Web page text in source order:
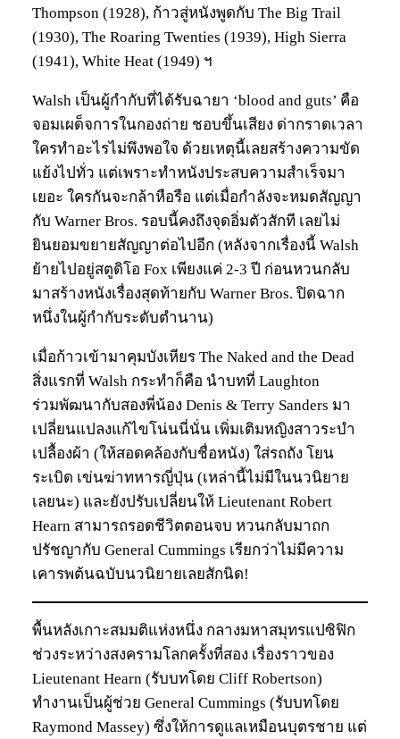
Thompson (1928), ก้าวสู่หนังพูดกับ The Big Trail
(1930), The Roaring Twenties (1939), High Sierra
(1941), White Heat (1949) ฯ
Walsh เป็นผู้กำกับที่ได้รับฉายา ‘blood and guts’ คือ
จอมเผด็จการในกองถ่าย ชอบขึ้นเสียง ด่ากราดเวลา
ใครทำอะไรไม่พึงพอใจ ด้วยเหตุนี้เลยสร้างความขัด
แย้งไปทั่ว แต่เพราะทำหนังประสบความสำเร็จมา
เยอะ ใครกันจะกล้าหือรือ แต่เมื่อกำลังจะหมดสัญญา
กับ Warner Bros. รอบนี้คงถึงจุดอิ่มตัวสักที เลยไม่
ยินยอมขยายสัญญาต่อไปอีก (หลังจากเรื่องนี้ Walsh
ย้ายไปอยู่สตูดิโอ Fox เพียงแค่ 2-3 ปี ก่อนหวนกลับ
มาสร้างหนังเรื่องสุดท้ายกับ Warner Bros. ปิดฉาก
หนึ่งในผู้กำกับระดับตำนาน)
เมื่อก้าวเข้ามาคุมบังเหียร The Naked and the Dead
สิ่งแรกที่ Walsh กระทำก็คือ นำบทที่ Laughton
ร่วมพัฒนากับสองพี่น้อง Denis & Terry Sanders มา
เปลี่ยนแปลงแก้ไขโน่นนี่นั่น เพิ่มเติมหญิงสาวระบำ
เปลื้องผ้า (ให้สอดคล้องกับชื่อหนัง) ใส่รถถัง โยน
ระเบิด เข่นฆ่าทหารญี่ปุ่น (เหล่านี้ไม่มีในนวนิยาย
เลยนะ) และยังปรับเปลี่ยนให้ Lieutenant Robert
Hearn สามารถรอดชีวิตตอนจบ หวนกลับมาถก
ปรัชญากับ General Cummings เรียกว่าไม่มีความ
เคารพต้นฉบับนวนิยายเลยสักนิด!
พื้นหลังเกาะสมมติแห่งหนึ่ง กลางมหาสมุทรแปซิฟิก
ช่วงระหว่างสงครามโลกครั้งที่สอง เรื่องราวของ
Lieutenant Hearn (รับบทโดย Cliff Robertson)
ทำงานเป็นผู้ช่วย General Cummings (รับบทโดย
Raymond Massey) ซึ่งให้การดูแลเหมือนบุตรชาย แต่